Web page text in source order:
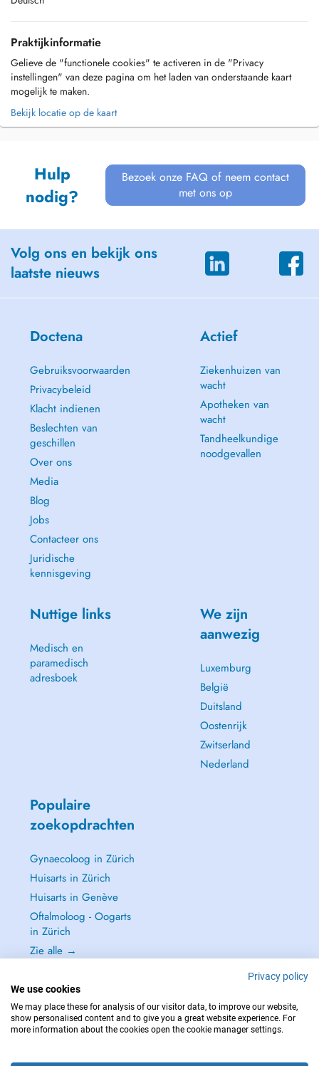
Praktijkinformatie
Gelieve de "functionele cookies" te activeren in de "Privacy
instellingen" van deze pagina om het laden van onderstaande kaart
mogelijk te maken.
Bekijk locatie op de kaart
Hulp
nodig?
Bezoek onze FAQ of neem contact
met ons op
Volg ons en bekijk ons
laatste nieuws
Doctena
Gebruiksvoorwaarden
Privacybeleid
Klacht indienen
Beslechten van
geschillen
Over ons
Media
Blog
Jobs
Contacteer ons
Juridische
kennisgeving
Actief
Ziekenhuizen van
wacht
Apotheken van
wacht
Tandheelkundige
noodgevallen
Nuttige links
Medisch en
paramedisch
adresboek
We zijn
aanwezig
Luxemburg
België
Duitsland
Oostenrijk
Zwitserland
Nederland
Populaire
zoekopdrachten
Gynaecoloog in Zürich
Huisarts in Zürich
Huisarts in Genève
Oftalmoloog - Oogarts
in Zürich
Zie alle →
NEEM IN GEVAL VAN NOOD CONTACT OP MET : 144
Privacy policy
We use cookies
We may place these for analysis of our visitor data, to improve our website,
show personalised content and to give you a great website experience. For
more information about the cookies open the cookie manager settings.